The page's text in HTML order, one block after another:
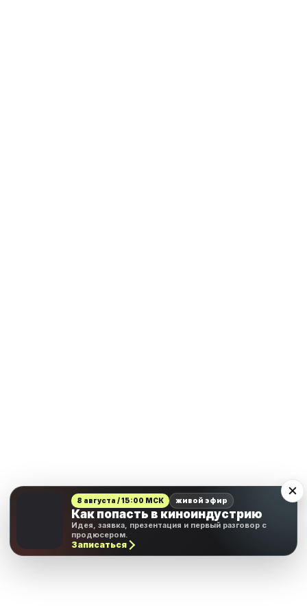
8 августа / 15:00 МСК живой эфир
Как попасть в киноиндустрию
Идея, заявка, презентация и первый разговор с
продюсером.
Записаться